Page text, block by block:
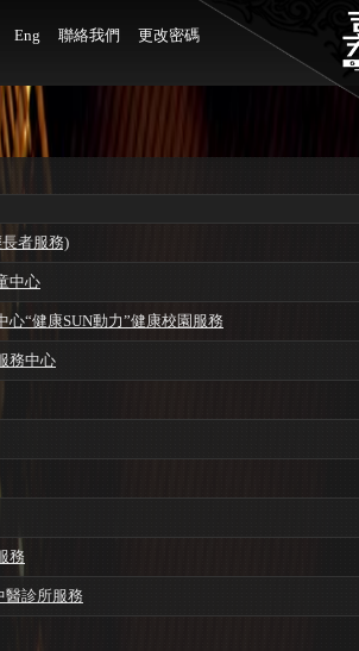
Eng 聯絡我們 更改密碼
者服務)
中心
心“健康SUN動力”健康校園服務
務中心
務
醫診所服務